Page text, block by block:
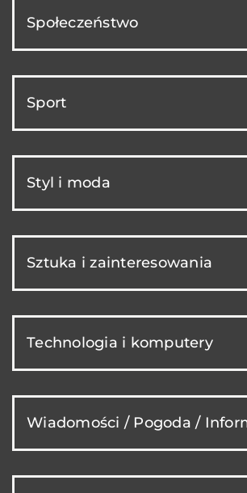
Społeczeństwo
Sport
Styl i moda
Sztuka i zainteresowania
Technologia i komputery
Wiadomości / Pogoda /